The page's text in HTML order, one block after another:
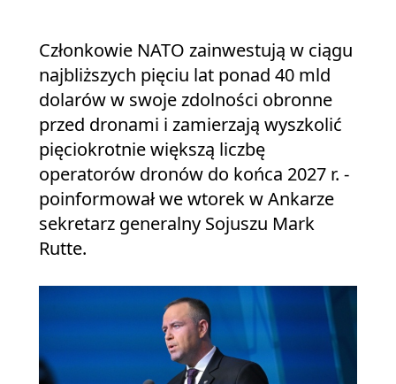
Członkowie NATO zainwestują w ciągu
najbliższych pięciu lat ponad 40 mld
dolarów w swoje zdolności obronne
przed dronami i zamierzają wyszkolić
pięciokrotnie większą liczbę
operatorów dronów do końca 2027 r. -
poinformował we wtorek w Ankarze
sekretarz generalny Sojuszu Mark
Rutte.